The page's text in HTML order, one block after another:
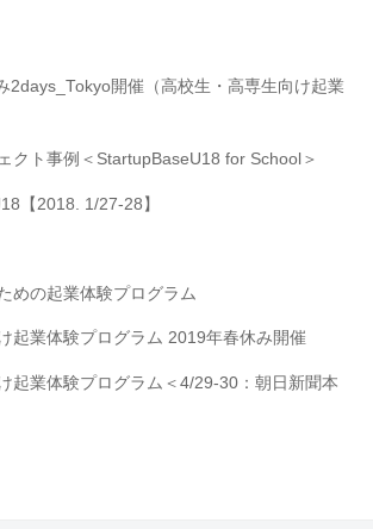
2days_Tokyo開催（高校生・高専生向け起業
クト事例＜StartupBaseU18 for School＞
【2018. 1/27-28】
めの起業体験プログラム
起業体験プログラム 2019年春休み開催
起業体験プログラム＜4/29-30：朝日新聞本